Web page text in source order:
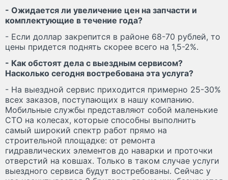
- Ожидается ли увеличение цен на запчасти и
комплектующие в течение года?
- Если доллар закрепится в районе 68-70 рублей, то
цены придется поднять скорее всего на 1,5-2%.
- Как обстоят дела с выездным сервисом?
Насколько сегодня востребована эта услуга?
- На выездной сервис приходится примерно 25-30%
всех заказов, поступающих в нашу компанию.
Мобильные службы представляют собой маленькие
СТО на колесах, которые способны выполнить
самый широкий спектр работ прямо на
строительной площадке: от ремонта
гидравлических элементов до наварки и проточки
отверстий на ковшах. Только в таком случае услуги
выездного сервиса будут востребованы. Сейчас у